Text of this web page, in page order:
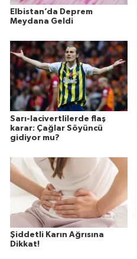
Elbistan’da Deprem
Meydana Geldi
Sarı-lacivertlilerde flaş
karar: Çağlar Söyüncü
gidiyor mu?
Şiddetli Karın Ağrısına
Dikkat!